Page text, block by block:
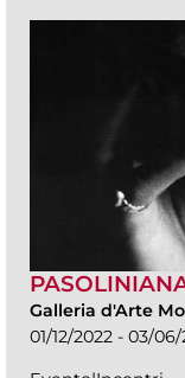
Galleria d'Arte
01/12/2022 - 03/